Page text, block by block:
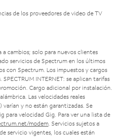
de los proveedores de video de TV
cambios; solo para nuevos clientes
servicios de Spectrum en los últimos
con Spectrum. Los impuestos y cargos
INTERNET: se aplican tarifas
Cargo adicional por instalación.
Las velocidades reales
y no están garantizadas. Se
para velocidad Gig. Para ver una lista de
modem. Servicios sujetos a
servicio vigentes, los cuales están